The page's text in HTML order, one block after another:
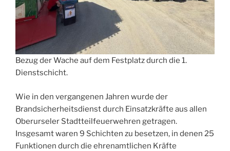
Bezug der Wache auf dem Festplatz durch die 1.
Dienstschicht.
Wie in den vergangenen Jahren wurde der
Brandsicherheitsdienst durch Einsatzkräfte aus allen
Oberurseler Stadtteilfeuerwehren getragen.
Insgesamt waren 9 Schichten zu besetzen, in denen 25
Funktionen durch die ehrenamtlichen Kräfte